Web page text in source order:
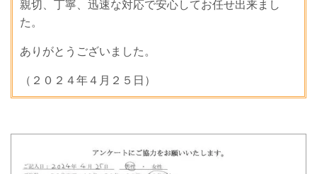
親切、丁寧、迅速な対応で安心してお任せ出来まし
た。
ありがとうございました。
（２０２４年４月２５日）